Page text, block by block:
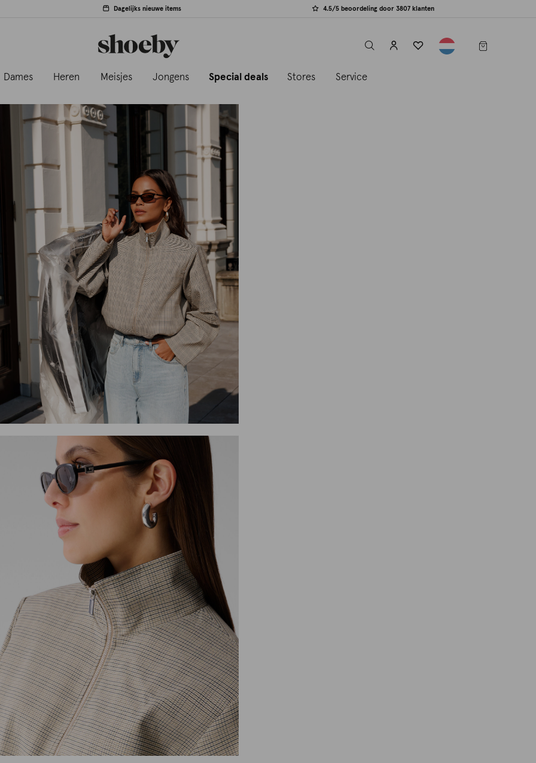
Dagelijks nieuwe items 4.5/5 beoordeling door 3807 klanten
label.header.toggle
Dames Heren Meisjes Jongens Special deals Stores Service